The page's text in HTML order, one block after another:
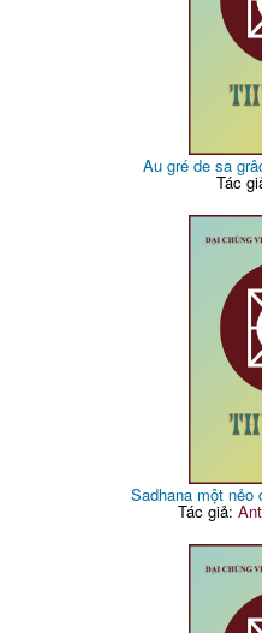
Au gré de sa
Tác
Sadhana một nẻo
Tác giả: